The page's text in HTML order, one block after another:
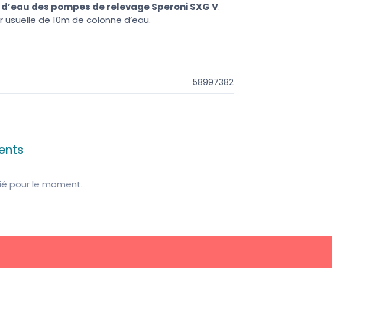
des pompes de relevage Speroni SXG V.
de 10m de colonne d’eau.
58997382
pour le moment.